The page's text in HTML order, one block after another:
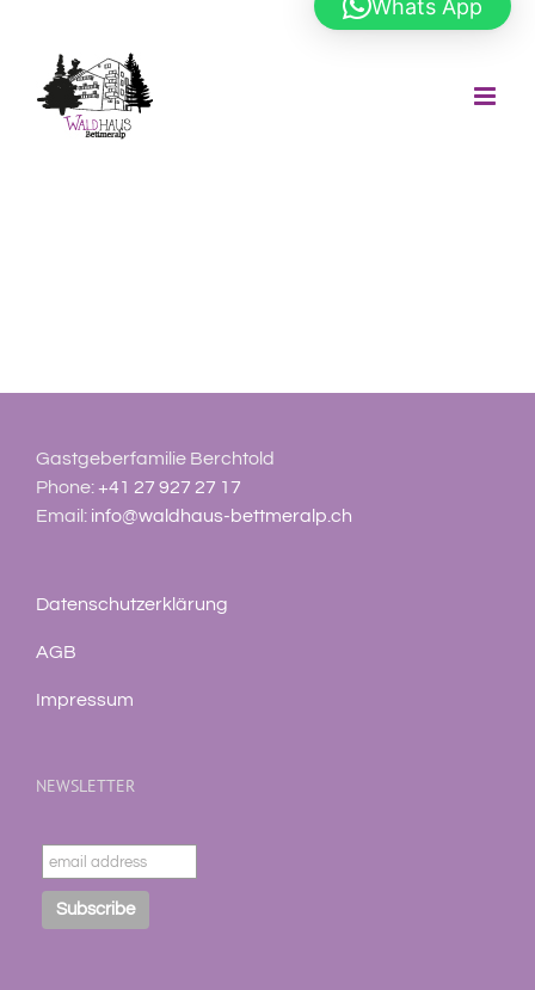
springen
Gastgeberfamilie Berchtold
Phone:+41 27 927 27 17
Email: info@waldhaus-bettmeralp.ch
Datenschutzerklärung
AGB
Impressum
NEWSLETTER
Whats App